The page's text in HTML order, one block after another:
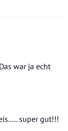
war ja echt
super gut!!!